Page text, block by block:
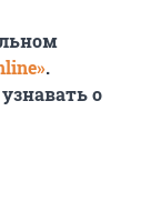
.
о